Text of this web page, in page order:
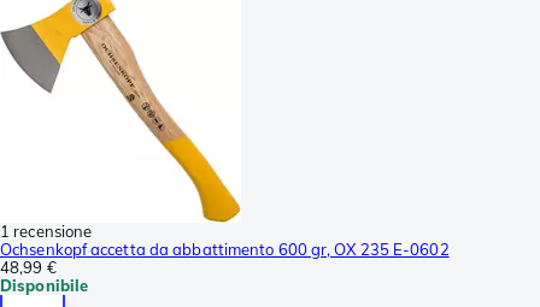
1 recensione
Ochsenkopf accetta da abbattimento 600 gr, OX 235 E-0602
48,99 €
Disponibile